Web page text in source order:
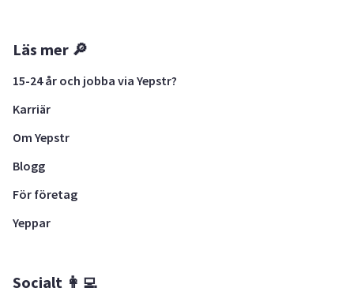
Läs mer 🔎
15-24 år och jobba via Yepstr?
Karriär
Om Yepstr
Blogg
För företag
Yeppar
Socialt 👩‍💻